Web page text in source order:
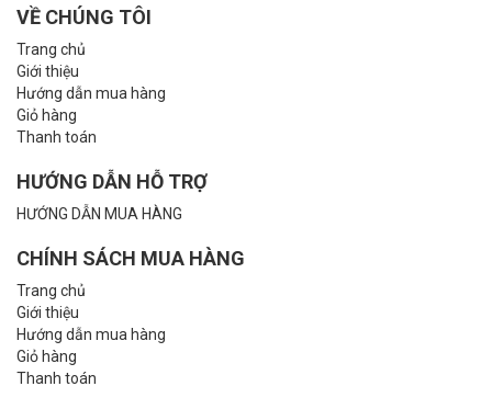
VỀ CHÚNG TÔI
Trang chủ
Giới thiệu
Hướng dẫn mua hàng
Giỏ hàng
Thanh toán
HƯỚNG DẪN HỖ TRỢ
HƯỚNG DẪN MUA HÀNG
CHÍNH SÁCH MUA HÀNG
Trang chủ
Giới thiệu
Hướng dẫn mua hàng
Giỏ hàng
Thanh toán